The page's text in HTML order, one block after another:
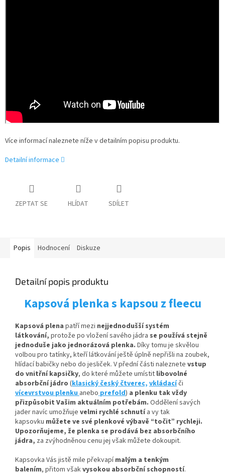
Více informací naleznete níže v detailním popisu produktu.
Detailní informace
ZEPTAT SE HLÍDAT SDÍLET
Popis Hodnocení Diskuze
Detailní popis produktu
Kapsová plenka s kapsou z fleecu
Kapsová plena patří mezi nejjednodušší systém
látkování, protože po vložení savého jádra se používá stejně
jednoduše jako jednorázová plenka. Díky tomu je skvělou
volbou pro tatínky, kteří látkování ještě úplně nepřišli na zoubek,
hlídací babičky nebo do jesliček. V přední části naleznete vstup
do vnitřní kapsičky, do které můžete umístit libovolné
absorbčníjádro (klasický český čtverec, vkládacíči
vícevrstvou plenkuaneboprefold) a plenku tak vždy
přizpůsobit Vašim aktuálním potřebám. Oddělení savých
jader navíc umožňuje velmi rychlé schnutía vy tak
kapsovku můžete ve své plenkové výbavě “točit” rychleji.
Upozorňujeme, že plenka se prodává bez absorbčního
jádra, za zvýhodněnou cenu jej však můžete dokoupit.
Kapsovka Vás jistě mile překvapímalým a tenkým
balením, přitom všakvysokou absorbční schopností.